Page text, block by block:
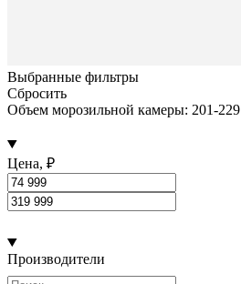
Выбранные фильтры
Сбросить
Объем морозильной камеры: 201-229
Цена, ₽
Производители